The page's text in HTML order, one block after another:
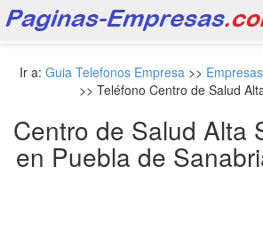
Ir a: Guia Telefonos Empresa>>
>> Teléfono Centro de Salud
Centro de Salud Alta
en Puebla de